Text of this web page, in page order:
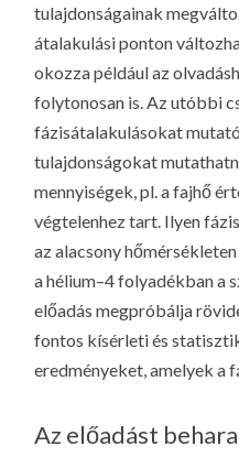
tulajdonságainak
átalakulási ponton
okozza például az
folytonosan is. Az utóbbi
fázisátalakulásokat
tulajdonságokat
mennyiségek, pl. a fajhő
végtelenhez tart. Ilyen
az alacsony
a hélium–4 folyadékban a
előadás megpróbálja
fontos kísérleti és
eredményeket, amelyek a
Az előadást